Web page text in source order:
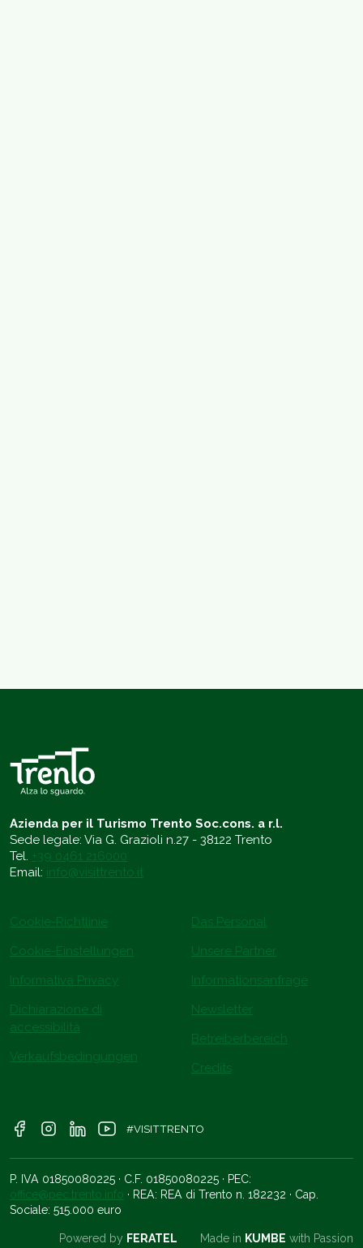
Azienda per il Turismo Trento Soc.cons. a r.l.
Sede legale: Via G. Grazioli n.27 - 38122 Trento
Tel. +39 0461 216000
Email: info@visittrento.it
Cookie-Richtlinie
Cookie-Einstellungen
Informativa Privacy
Dichiarazione di
accessibilità
Verkaufsbedingungen
Das Personal
Unsere Partner
Informationsanfrage
Newsletter
Betreiberbereich
Credits
#VISITTRENTO
P. IVA 01850080225 · C.F. 01850080225 · PEC:
office@pec.trento.info · REA: REA di Trento n. 182232 · Cap.
Sociale: 515.000 euro
Powered by FERATEL Made in KUMBE with Passion